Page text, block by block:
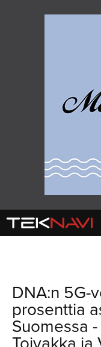
AJETUT
KOMMENTTI
DNA:n 5G-
prosenttia
Suomessa